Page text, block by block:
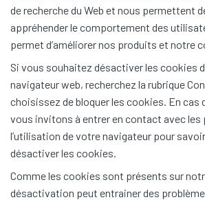
de recherche du Web et nous permettent
appréhender le comportement des
permet d’améliorer nos produits et notre
Si vous souhaitez désactiver les cookies
navigateur web, recherchez la rubrique
choisissez de bloquer les cookies. En cas
vous invitons à entrer en contact avec les
l’utilisation de votre navigateur pour
désactiver les cookies.
Comme les cookies sont présents sur
désactivation peut entrainer des